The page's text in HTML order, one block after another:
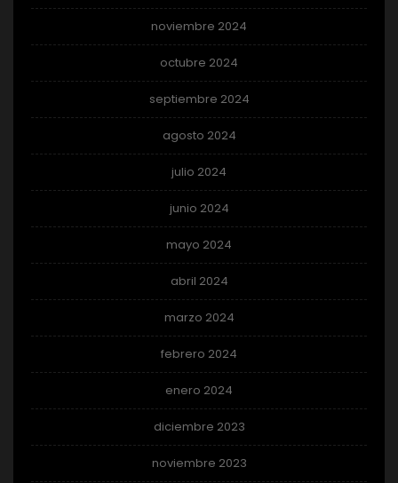
noviembre 2024
octubre 2024
septiembre 2024
agosto 2024
julio 2024
junio 2024
mayo 2024
abril 2024
marzo 2024
febrero 2024
enero 2024
diciembre 2023
noviembre 2023